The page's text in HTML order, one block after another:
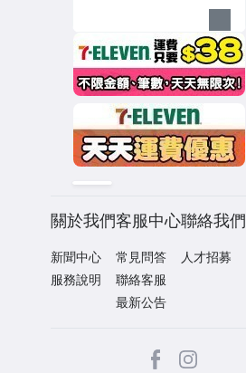
關於我們
新聞中心
服務說明
客服中心
常見問答
聯絡客服
最新公告
聯絡我們
人才招募
facebook